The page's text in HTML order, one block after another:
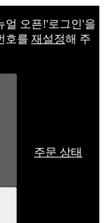
오픈!ㅤ'로그인'을
호를 재설정해 주
주문 상태